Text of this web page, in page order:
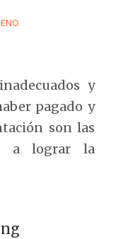
y
pagado y
son las
a lograr la